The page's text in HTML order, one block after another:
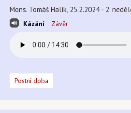
Mons. Tomáš Halík, 25.2.2024 - 2.
Kázání Závěr
Postní doba